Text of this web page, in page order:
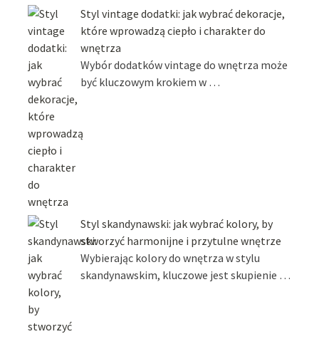
Styl vintage dodatki: jak wybrać dekoracje,
które wprowadzą ciepło i charakter do
wnętrza
Wybór dodatków vintage do wnętrza może
być kluczowym krokiem w …
Styl skandynawski: jak wybrać kolory, by
stworzyć harmonijne i przytulne wnętrze
Wybierając kolory do wnętrza w stylu
skandynawskim, kluczowe jest skupienie …